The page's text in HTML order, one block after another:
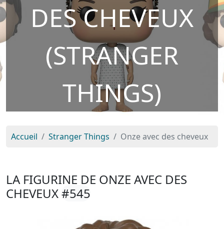
DES CHEVEUX
(STRANGER
THINGS)
Accueil Stranger Things Onze avec des cheveux
LA FIGURINE DE ONZE AVEC DES
CHEVEUX#545